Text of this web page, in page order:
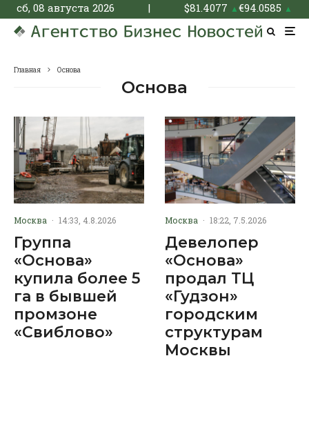
сб, 08 августа 2026 | $81.4077 ▲€94.0585 ▲
Главная Основа
Основа
Москва · 14:33, 4.8.2026
Группа
«Основа»
купила более 5
га в бывшей
промзоне
«Свиблово»
Москва · 18:22, 7.5.2026
Девелопер
«Основа»
продал ТЦ
«Гудзон»
городским
структурам
Москвы